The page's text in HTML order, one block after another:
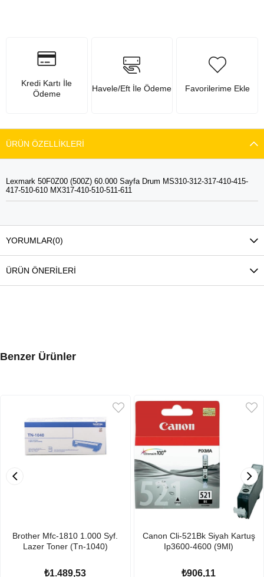
Kredi Kartı İle
Ödeme
Havele/Eft İle Ödeme Favorilerime Ekle
ÜRÜN ÖZELLIKLERI
Lexmark 50F0Z00 (500Z) 60.000 Sayfa Drum MS310-312-317-410-415-
417-510-610 MX317-410-510-511-611
YORUMLAR(0)
ÜRÜN ÖNERILERI
Benzer Ürünler
Brother Mfc-1810 1.000 Syf.
Lazer Toner (Tn-1040)
₺1.489,53
Canon Cli-521Bk Siyah Kartuş
Ip3600-4600 (9Ml)
₺906,11